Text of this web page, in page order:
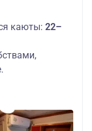
каюты: 22–